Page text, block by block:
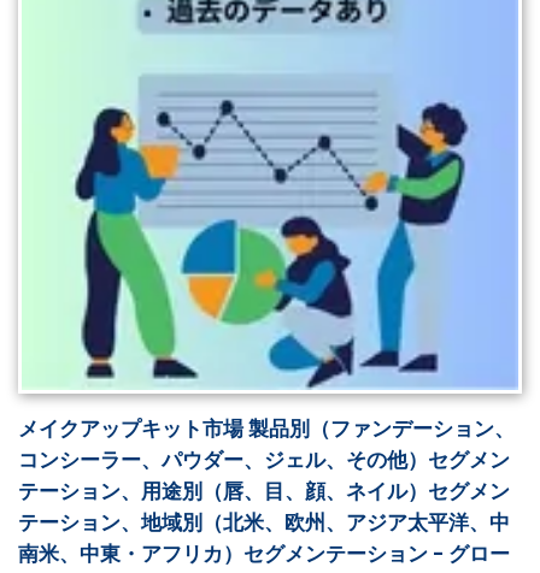
メイクアップキット市場 製品別（ファンデーション、
コンシーラー、パウダー、ジェル、その他）セグメン
テーション、用途別（唇、目、顔、ネイル）セグメン
テーション、地域別（北米、欧州、アジア太平洋、中
南米、中東・アフリカ）セグメンテーション - グロー